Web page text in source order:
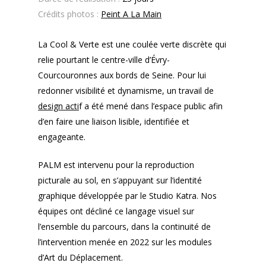
Crédits photos : Peint A La Main
La Cool & Verte est une coulée verte discrète qui
relie pourtant le centre-ville d’Évry-
Courcouronnes aux bords de Seine. Pour lui
redonner visibilité et dynamisme, un travail de
design actif a été mené dans l’espace public afin
d’en faire une liaison lisible, identifiée et
engageante.
PALM est intervenu pour la reproduction
picturale au sol, en s’appuyant sur l’identité
graphique développée par le Studio Katra. Nos
équipes ont décliné ce langage visuel sur
l’ensemble du parcours, dans la continuité de
l’intervention menée en 2022 sur les modules
d’Art du Déplacement.